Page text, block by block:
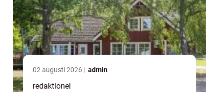
02 augusti 2026 admin
redaktionel